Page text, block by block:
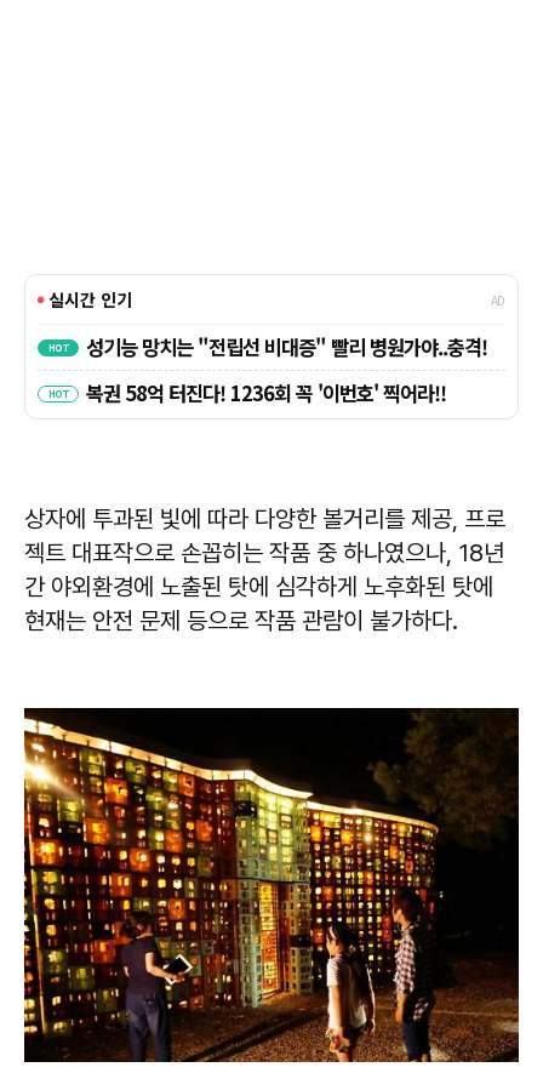
상자에 투과된 빛에 따라 다양한 볼거리를 제공, 프로
젝트 대표작으로 손꼽히는 작품 중 하나였으나, 18년
간 야외환경에 노출된 탓에 심각하게 노후화된 탓에
현재는 안전 문제 등으로 작품 관람이 불가하다.